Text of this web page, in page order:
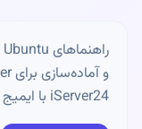
iServer24 با ایمیج Ubuntu آماده هستند.